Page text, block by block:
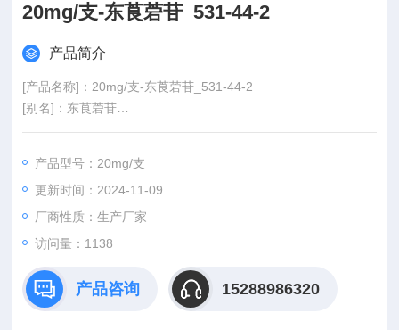
20mg/支-东莨菪苷_531-44-2
产品简介
[产品名称]：20mg/支-东莨菪苷_531-44-2
[别名]：东莨菪苷
[英文名称]：Scopolin
[分子式]:C16H18O9
[分子量]：354.309
产品型号：20mg/支
更新时间：2024-11-09
厂商性质：生产厂家
访问量：1138
产品咨询 15288986320